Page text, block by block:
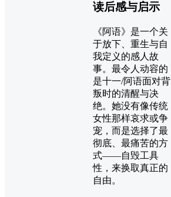
读后感与启示
《阿语》是一个关
于放下、重生与自
我定义的感人故
事。最令人动容的
是十一/阿语面对背
叛时的清醒与决
绝。她没有像传统
女性那样哀求或争
宠，而是选择了最
彻底、最痛苦的方
式——自毁工具
性，来换取真正的
自由。